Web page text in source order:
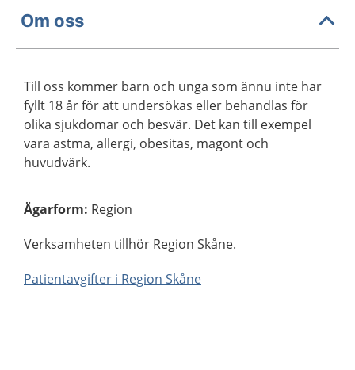
Om oss
Till oss kommer barn och unga som ännu inte har
fyllt 18 år för att undersökas eller behandlas för
olika sjukdomar och besvär. Det kan till exempel
vara astma, allergi, obesitas, magont och
huvudvärk.
Ägarform: Region
Verksamheten tillhör Region Skåne.
Patientavgifter i Region Skåne